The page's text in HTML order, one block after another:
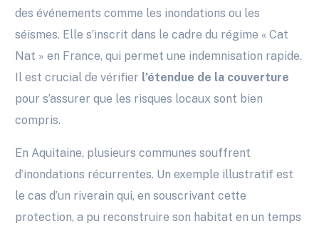
des événements comme les inondations ou les
séismes. Elle s’inscrit dans le cadre du régime « Cat
Nat » en France, qui permet une indemnisation rapide.
Il est crucial de vérifier l’étendue de la couverture
pour s’assurer que les risques locaux sont bien
compris.
En Aquitaine, plusieurs communes souffrent
d’inondations récurrentes. Un exemple illustratif est
le cas d’un riverain qui, en souscrivant cette
protection, a pu reconstruire son habitat en un temps